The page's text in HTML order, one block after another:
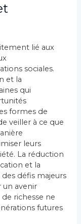
lié aux
sociales.
et la
qui
formes de
veiller à ce que
leurs
La réduction
et la
défis majeurs
un avenir
richesse ne
futures